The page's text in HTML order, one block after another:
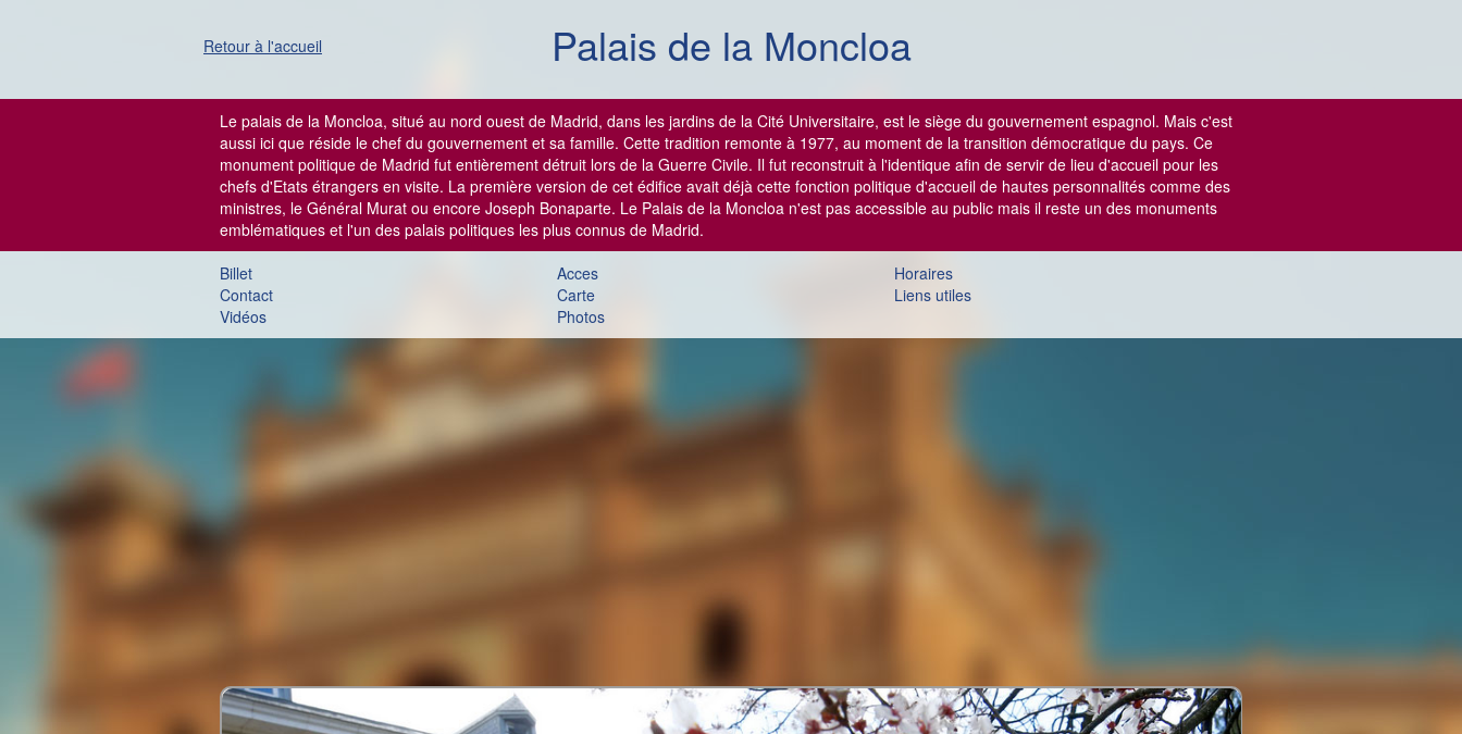
Retour à l'accueil Palais de la Moncloa
Le palais de la Moncloa, situé au nord ouest de Madrid, dans les jardins de la Cité Universitaire, est le siège du gouvernement espagnol. Mais c'est
aussi ici que réside le chef du gouvernement et sa famille. Cette tradition remonte à 1977, au moment de la transition démocratique du pays. Ce
monument politique de Madrid fut entièrement détruit lors de la Guerre Civile. Il fut reconstruit à l'identique afin de servir de lieu d'accueil pour les
chefs d'Etats étrangers en visite. La première version de cet édifice avait déjà cette fonction politique d'accueil de hautes personnalités comme des
ministres, le Général Murat ou encore Joseph Bonaparte. Le Palais de la Moncloa n'est pas accessible au public mais il reste un des monuments
emblématiques et l'un des palais politiques les plus connus de Madrid.
Billet
Acces
Horaires
Contact
Carte
Liens utiles
Vidéos
Photos